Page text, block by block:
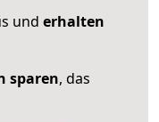
und erhalten
sparen, das